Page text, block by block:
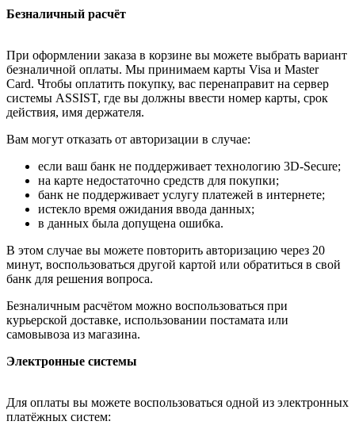
Безналичный расчёт
При оформлении заказа в корзине вы можете выбрать вариант
безналичной оплаты. Мы принимаем карты Visa и Master
Card. Чтобы оплатить покупку, вас перенаправит на сервер
системы ASSIST, где вы должны ввести номер карты, срок
действия, имя держателя.
Вам могут отказать от авторизации в случае:
если ваш банк не поддерживает технологию 3D-Secure;
на карте недостаточно средств для покупки;
банк не поддерживает услугу платежей в интернете;
истекло время ожидания ввода данных;
в данных была допущена ошибка.
В этом случае вы можете повторить авторизацию через 20
минут, воспользоваться другой картой или обратиться в свой
банк для решения вопроса.
Безналичным расчётом можно воспользоваться при
курьерской доставке, использовании постамата или
самовывоза из магазина.
Электронные системы
Для оплаты вы можете воспользоваться одной из электронных
платёжных систем: